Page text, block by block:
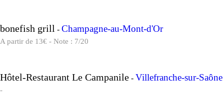
bonefish grill - Champagne-au-Mont-d'Or
A partir de 13€ - Note : 7/20
Hôtel-Restaurant Le Campanile - Villefranche-sur-Saône
-